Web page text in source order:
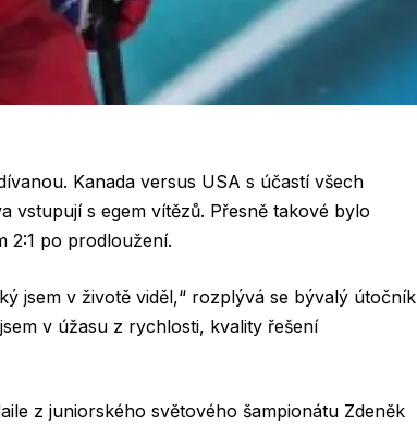
Kanada versus USA s účastí všech
vstupují s egem vítězů. Přesně takové bylo
2:1 po prodloužení.
jsem v životě viděl,“ rozplývá se bývalý útočník
v úžasu z rychlosti, kvality řešení
z juniorského světového šampionátu Zdeněk